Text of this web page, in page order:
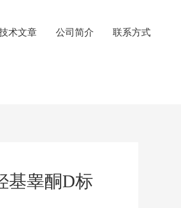
术文章 公司简介 联系方式
基睾酮D标